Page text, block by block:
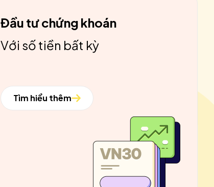
Đầu tư chứng khoán
Với số tiền bất kỳ
Tìm hiểu thêm